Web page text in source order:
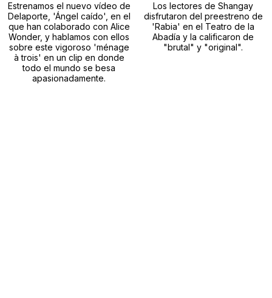
Estrenamos el nuevo vídeo de
Delaporte, 'Ángel caído', en el
que han colaborado con Alice
Wonder, y hablamos con ellos
sobre este vigoroso 'ménage
à trois' en un clip en donde
todo el mundo se besa
apasionadamente.
Los lectores de Shangay
disfrutaron del preestreno de
'Rabia' en el Teatro de la
Abadía y la calificaron de
"brutal" y "original".